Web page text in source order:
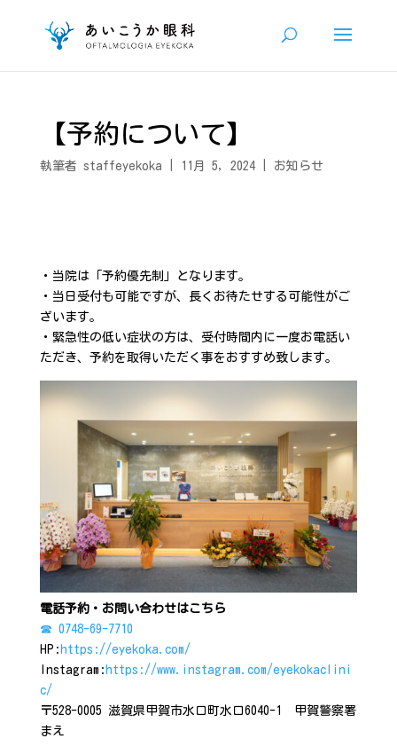
【予約について】
執筆者 staffeyekoka 11月 5, 2024| お知らせ
・当院は「予約優先制」となります。
・当日受付も可能ですが、長くお待たせする可能性がご
ざいます。
・緊急性の低い症状の方は、受付時間内に一度お電話い
ただき、予約を取得いただく事をおすすめ致します。
電話予約・お問い合わせはこちら
☎ 0748-69-7710
HP: https://eyekoka.com/
Instagram: https://www.instagram.com/eyekokaclini
c/
〒528-0005 滋賀県甲賀市水口町水口6040-1 甲賀警察署
まえ